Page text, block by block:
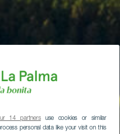
14 partnersuse cookies or similar
personal data like your visit on this